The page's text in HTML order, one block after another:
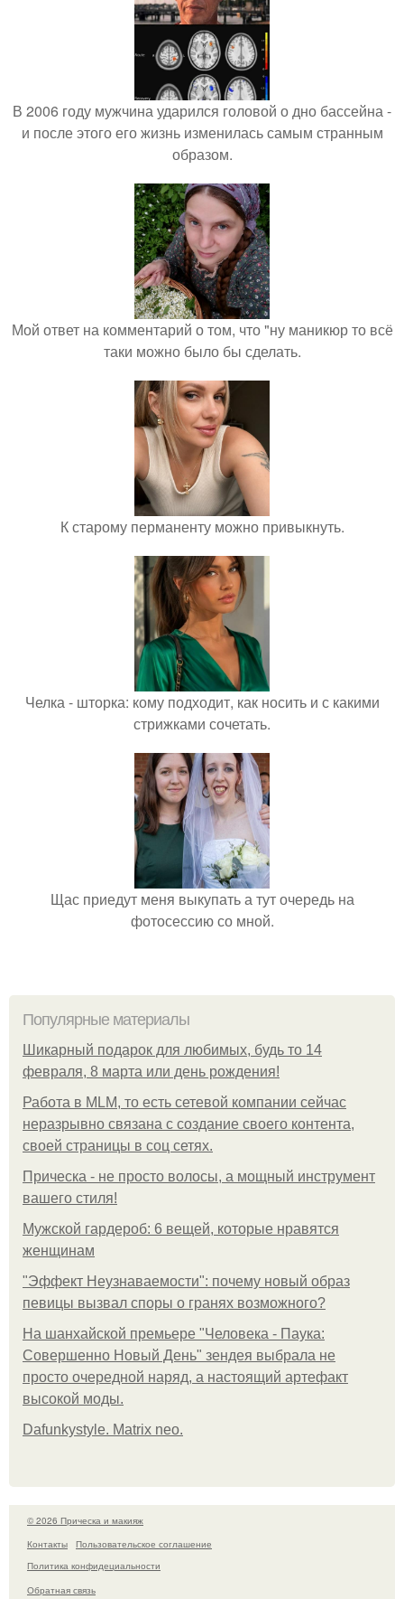
В 2006 году мужчина ударился головой о дно бассейна -
и после этого его жизнь изменилась самым странным
образом.
Мой ответ на комментарий о том, что "ну маникюр то всё
таки можно было бы сделать.
К старому перманенту можно привыкнуть.
Челка - шторка: кому подходит, как носить и с какими
стрижками сочетать.
Щас приедут меня выкупать а тут очередь на
фотосессию со мной.
Популярные материалы
Шикарный подарок для любимых, будь то 14
февраля, 8 марта или день рождения!
Работа в MLM, то есть сетевой компании сейчас
неразрывно связана с создание своего контента,
своей страницы в соц сетях.
Прическа - не просто волосы, а мощный инструмент
вашего стиля!
Мужской гардероб: 6 вещей, которые нравятся
женщинам
"Эффект Неузнаваемости": почему новый образ
певицы вызвал споры о гранях возможного?
На шанхайской премьере "Человека - Паука:
Совершенно Новый День" зендея выбрала не
просто очередной наряд, а настоящий артефакт
высокой моды.
Dafunkystyle. Matrix neo.
© 2026 Прическа и макияж
Контакты
Пользовательское соглашение
Политика конфидециальности
Обратная связь